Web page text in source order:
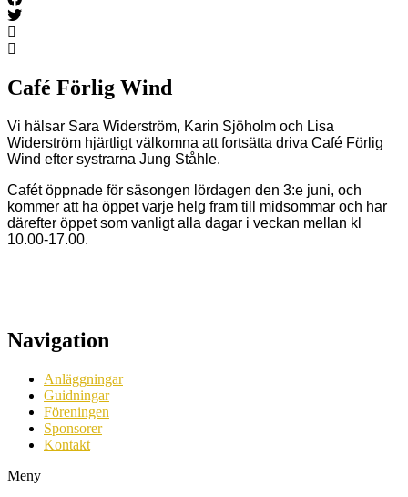
Café Förlig Wind
Vi hälsar Sara Widerström, Karin Sjöholm och Lisa
Widerström hjärtligt välkomna att fortsätta driva Café Förlig
Wind efter systrarna Jung Ståhle.
Cafét öppnade för säsongen lördagen den 3:e juni, och
kommer att ha öppet varje helg fram till midsommar och har
därefter öppet som vanligt alla dagar i veckan mellan kl
10.00-17.00.
Navigation
Anläggningar
Guidningar
Föreningen
Sponsorer
Kontakt
Meny